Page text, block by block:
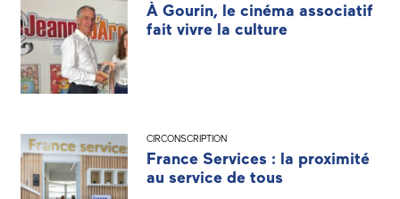
À Gourin, le cinéma associatif
fait vivre la culture
CIRCONSCRIPTION
France Services : la proximité
au service de tous